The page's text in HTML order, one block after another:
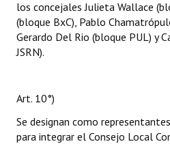
los concejales Julieta Wallace
(bloque BxC), Pablo
Gerardo Del Rio (bloque PUL) y
JSRN).
Art. 10°)
Se designan como
para integrar el Consejo Local